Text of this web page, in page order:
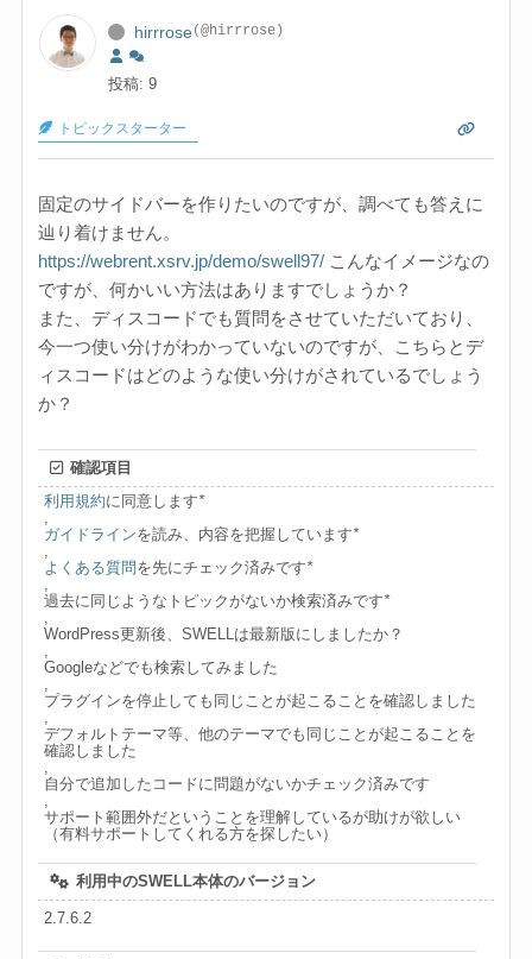
hirrrose(@hirrrose)
投稿: 9
トピックスターター
固定のサイドバーを作りたいのですが、調べても答えに
辿り着けません。
https://webrent.xsrv.jp/demo/swell97/こんなイメージなの
ですが、何かいい方法はありますでしょうか？
また、ディスコードでも質問をさせていただいており、
今一つ使い分けがわかっていないのですが、こちらとデ
ィスコードはどのような使い分けがされているでしょう
か？
確認項目
利用規約に同意します*
,
ガイドラインを読み、内容を把握しています*
,
よくある質問 を先にチェック済みです*
,
過去に同じようなトピックがないか検索済みです*
,
WordPress更新後、SWELLは最新版にしましたか？
,
Googleなどでも検索してみました
,
プラグインを停止しても同じことが起こることを確認しました
,
デフォルトテーマ等、他のテーマでも同じことが起こることを
確認しました
,
自分で追加したコードに問題がないかチェック済みです
,
サポート範囲外だということを理解しているが助けが欲しい
（有料サポートしてくれる方を探したい）
利用中のSWELL本体のバージョン
2.7.6.2